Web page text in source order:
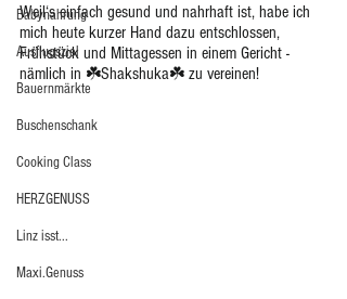
Babynahrung
Ausflugsziel
Bauernmärkte
Buschenschank
Cooking Class
HERZGENUSS
Linz isst...
Maxi.Genuss
Weil‘s einfach gesund und nahrhaft ist, habe ich
mich heute kurzer Hand dazu entschlossen,
Frühstück und Mittagessen in einem Gericht -
nämlich in ☘️Shakshuka☘️ zu vereinen!